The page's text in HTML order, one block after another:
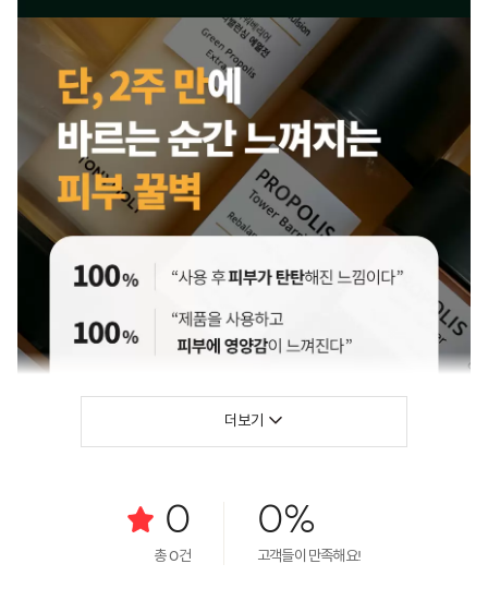
더보기
0
총0건
0%
고객들이 만족해요!